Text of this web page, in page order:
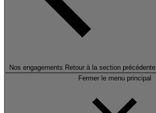
Nos engagements Retour à la section précédente
Fermer le menu principal